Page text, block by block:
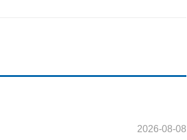
2026-08-08